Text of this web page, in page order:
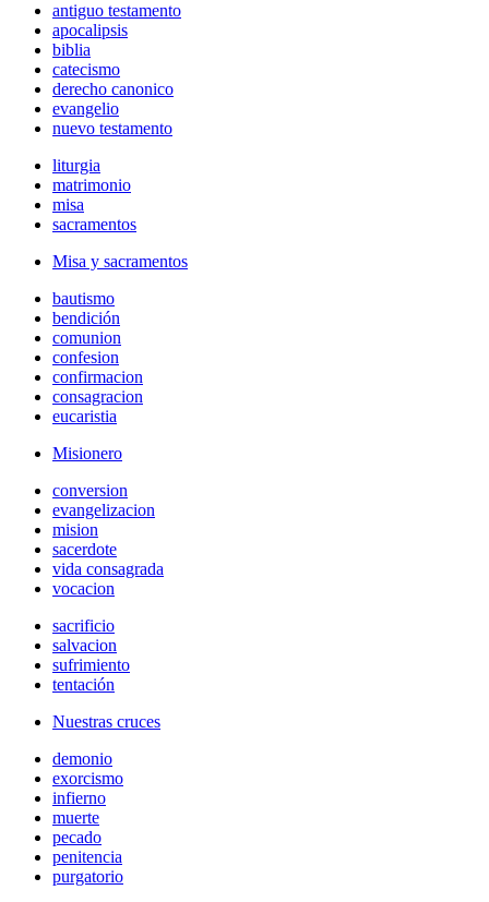
antiguo testamento
apocalipsis
biblia
catecismo
derecho canonico
evangelio
nuevo testamento
liturgia
matrimonio
misa
sacramentos
Misa y sacramentos
bautismo
bendición
comunion
confesion
confirmacion
consagracion
eucaristia
Misionero
conversion
evangelizacion
mision
sacerdote
vida consagrada
vocacion
sacrificio
salvacion
sufrimiento
tentación
Nuestras cruces
demonio
exorcismo
infierno
muerte
pecado
penitencia
purgatorio